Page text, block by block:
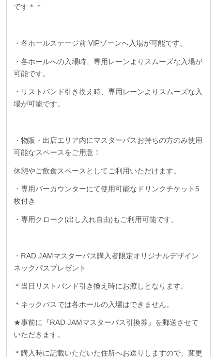
です＊＊
・各ホールステージ前 VIPゾーンへ入場が可能です。
・各ホールへの入場時、専用レーンよりスムーズな入場が
可能です。
・リストバンド引き換え時、専用レーンよりスムーズな入
場が可能です。
・物販・出店エリア内にマスターパスお持ちの方のみ使用
可能なスペースをご用意！
休憩やご飲食スペースとしてご利用いただけます。
・専用バーカウンターにて使用可能なドリンクチケット5
枚付き
・専用クローク(出し入れ自由)もご利用可能です。
・RAD JAMマスターパス購入者限定オリジナルデザイン
ネックパスプレゼント
＊当日リストバンド引き換え時にお渡しとなります。
＊ネックパスでは各ホールの入場はできません。
★事前に『RAD JAMマスターパス引換券』を郵送させて
いただきます。
＊購入時に記載いただいた住所へお送りしますので、変更